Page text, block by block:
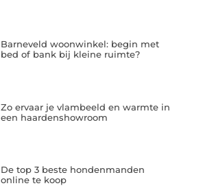
Barneveld woonwinkel: begin met
bed of bank bij kleine ruimte?
Zo ervaar je vlambeeld en warmte in
een haardenshowroom
De top 3 beste hondenmanden
online te koop